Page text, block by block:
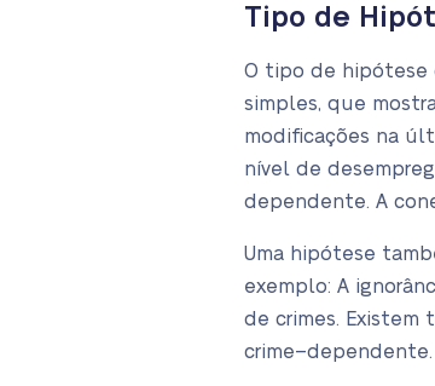
Tipo de
O tipo de hipótese
simples, que
modificações na
nível de
dependente. A
Uma hipótese
exemplo: A
de crimes. Existem
crime–dependente.